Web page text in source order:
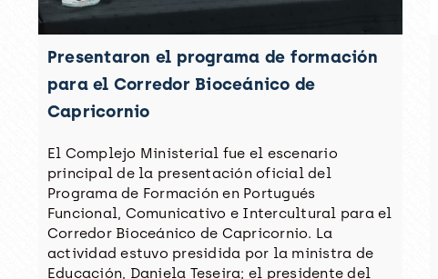
Presentaron el programa de formación
para el Corredor Bioceánico de
Capricornio
El Complejo Ministerial fue el escenario
principal de la presentación oficial del
Programa de Formación en Portugués
Funcional, Comunicativo e Intercultural para el
Corredor Bioceánico de Capricornio. La
actividad estuvo presidida por la ministra de
Educación, Daniela Teseira; el presidente del